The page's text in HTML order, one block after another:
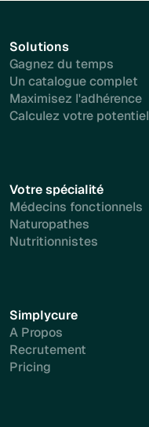
Solutions
Gagnez du temps
Un catalogue complet
Maximisez l'adhérence
Calculez votre potentiel
Votre spécialité
Médecins fonctionnels
Naturopathes
Nutritionnistes
Simplycure
A Propos
Recrutement
Pricing